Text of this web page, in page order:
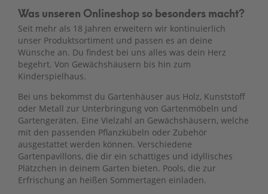
Was unseren Onlineshop so besonders macht?
Seit mehr als 18 Jahren erweitern wir kontinuierlich
unser Produktsortiment und passen es an deine
Wünsche an. Du findest bei uns alles was dein Herz
begehrt. Von Gewächshäusern bis hin zum
Kinderspielhaus.
Bei uns bekommst du Gartenhäuser aus Holz, Kunststoff
oder Metall zur Unterbringung von Gartenmöbeln und
Gartengeräten. Eine Vielzahl an Gewächshäusern, welche
mit den passenden Pflanzkübeln oder Zubehör
ausgestattet werden können. Verschiedene
Gartenpavillons, die dir ein schattiges und idyllisches
Plätzchen in deinem Garten bieten. Pools, die zur
Erfrischung an heißen Sommertagen einladen.